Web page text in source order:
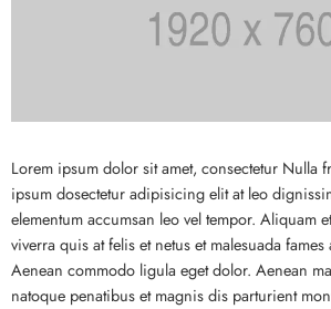
Lorem ipsum dolor sit amet, consectetur Nulla
ipsum dosectetur adipisicing elit at leo
elementum accumsan leo vel tempor. Aliquam
viverra quis at felis et netus et malesuada fames
Aenean commodo ligula eget dolor. Aenean
natoque penatibus et magnis dis parturient